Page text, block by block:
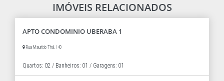
IMÓVEIS RELACIONADOS
APTO CONDOMINIO UBERABA 1
Rua Maurício Thá, 140
Quartos: 02 / Banheiros: 01 / Garagens: 01